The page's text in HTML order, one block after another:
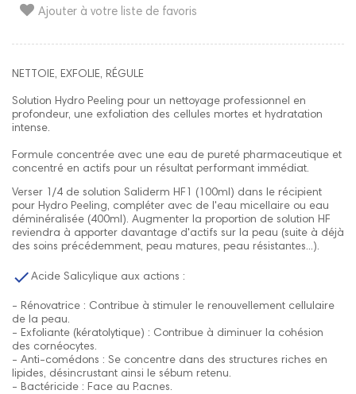
Ajouter à votre liste de favoris
NETTOIE, EXFOLIE, RÉGULE
Solution Hydro Peeling pour un nettoyage professionnel en
profondeur, une exfoliation des cellules mortes et hydratation
intense.
Formule concentrée avec une eau de pureté pharmaceutique et
concentré en actifs pour un résultat performant immédiat.
Verser 1/4 de solution Saliderm HF1 (100ml) dans le récipient
pour Hydro Peeling, compléter avec de l'eau micellaire ou eau
déminéralisée (400ml). Augmenter la proportion de solution HF
reviendra à apporter davantage d'actifs sur la peau (suite à déjà
des soins précédemment, peau matures, peau résistantes...).
 Acide Salicylique aux actions :
- Rénovatrice : Contribue à stimuler le renouvellement cellulaire
de la peau.
- Exfoliante (kératolytique) : Contribue à diminuer la cohésion
des cornéocytes.
- Anti-comédons : Se concentre dans des structures riches en
lipides, désincrustant ainsi le sébum retenu.
- Bactéricide : Face au P.acnes.